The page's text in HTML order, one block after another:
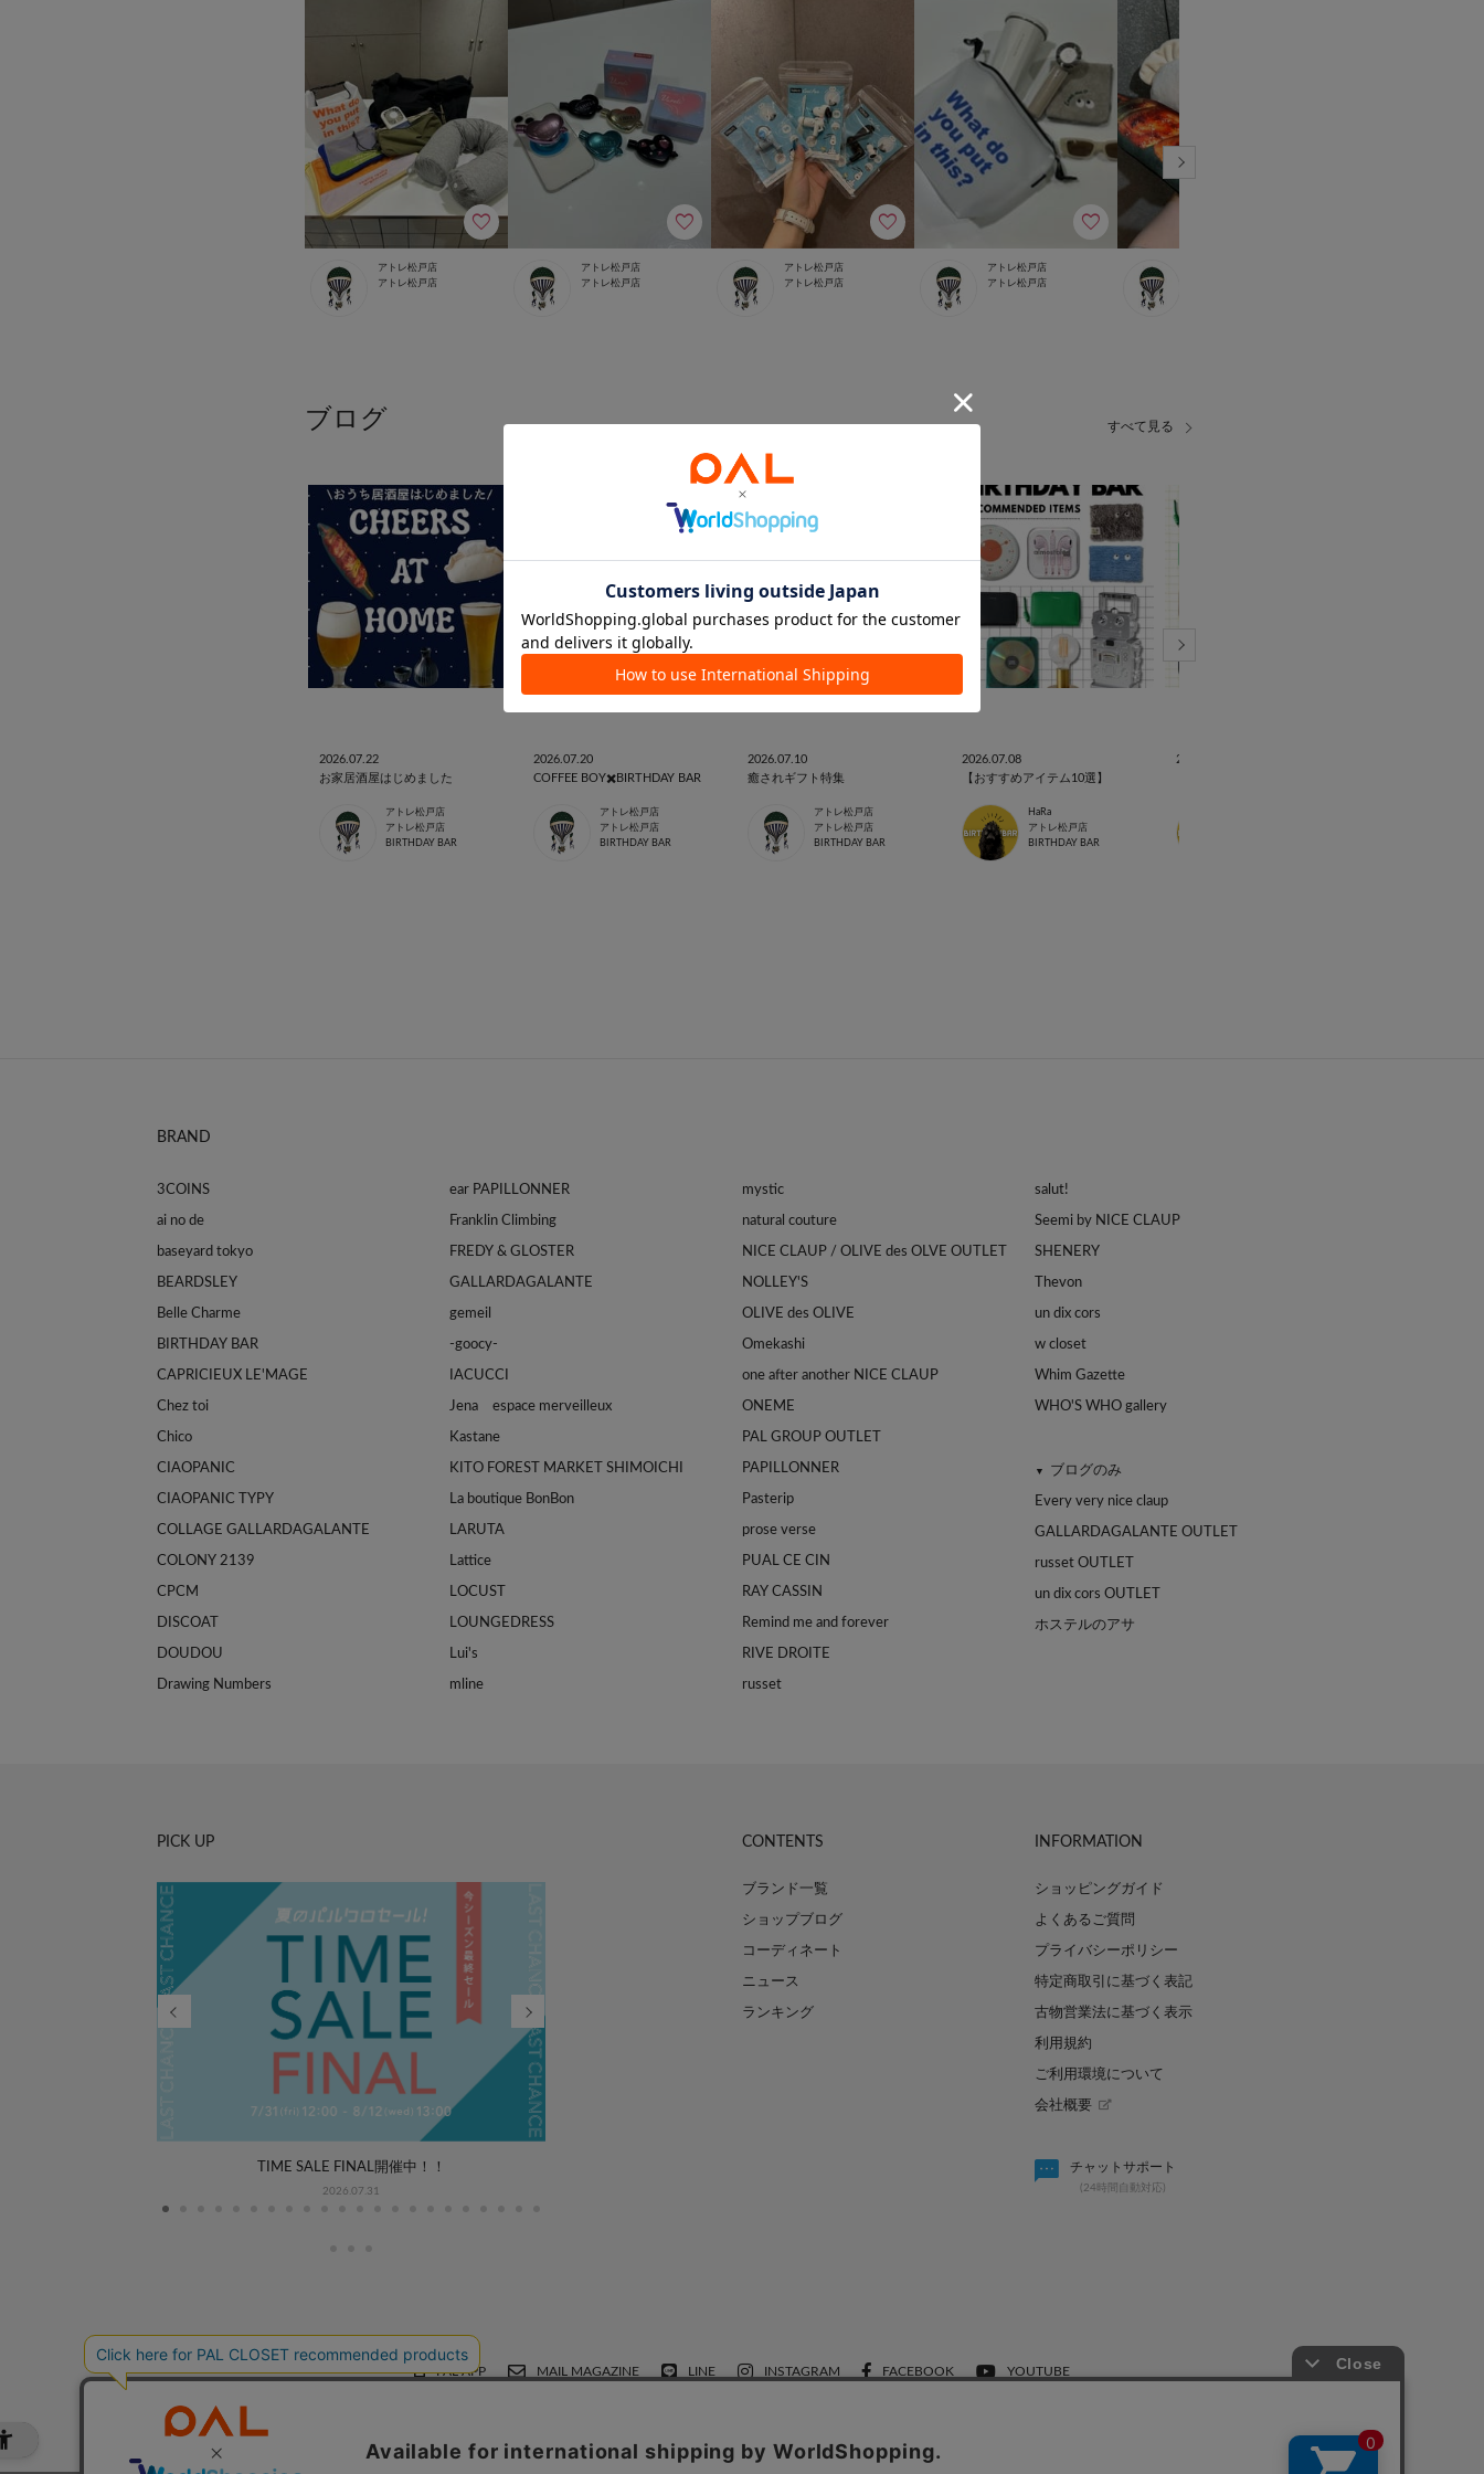
アトレ松戸店
アトレ松戸店
アトレ松戸店
アトレ松戸店
アトレ松戸店
アトレ松戸店
アトレ松戸店
アトレ松戸店
ブログ
2026.07.22
お家居酒屋はじめました
アトレ松戸店
アトレ松戸店
BIRTHDAY BAR
2026.07.20
COFFEE BOY✖️BIRTHDAY BAR
アトレ松戸店
アトレ松戸店
BIRTHDAY BAR
2026.07.10
癒されギフト特集
アトレ松戸店
アトレ松戸店
BIRTHDAY BAR
2026.07.08
【おすすめアイテム10選】
HaRa
アトレ松戸店
BIRTHDAY BAR
2026.07.07
BRAND
3COINS
ai no de
baseyard tokyo
BEARDSLEY
Belle Charme
BIRTHDAY BAR
CAPRICIEUX LE'MAGE
Chez toi
Chico
CIAOPANIC
CIAOPANIC TYPY
COLLAGE GALLARDAGALANTE
COLONY 2139
CPCM
DISCOAT
DOUDOU
Drawing Numbers
ear PAPILLONNER
Franklin Climbing
FREDY & GLOSTER
GALLARDAGALANTE
gemeil
-goocy-
IACUCCI
Jena espace merveilleux
Kastane
KITO FOREST MARKET SHIMOICHI
La boutique BonBon
LARUTA
Lattice
LOCUST
LOUNGEDRESS
Lui's
mline
mystic
natural couture
NICE CLAUP / OLIVE des OLVE OUTLET
NOLLEY'S
OLIVE des OLIVE
Omekashi
one after another NICE CLAUP
ONEME
PAL GROUP OUTLET
PAPILLONNER
Pasterip
prose verse
PUAL CE CIN
RAY CASSIN
Remind me and forever
RIVE DROITE
russet
salut!
Seemi by NICE CLAUP
SHENERY
Thevon
un dix cors
w closet
Whim Gazette
WHO'S WHO gallery
▼ ブログのみ
Every very nice claup
GALLARDAGALANTE OUTLET
russet OUTLET
un dix cors OUTLET
ホステルのアサ
PICK UP
TIME SALE FINAL開催中！！
2026.07.31
パルのキュン祭り開催決定！
2026.07.31
CONTENTS
ブランド一覧
ショップブログ
コーディネート
ニュース
ランキング
INFORMATION
ショッピングガイド
よくあるご質問
プライバシーポリシー
特定商取引に基づく表記
古物営業法に基づく表示
利用規約
ご利用環境について
会社概要
チャットサポート
(24時間自動対応)
PAL APP MAIL MAGAZINE LINE INSTAGRAM FACEBOOK YOUTUBE